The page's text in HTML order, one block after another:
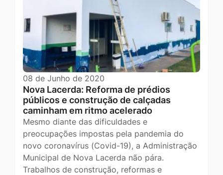
08 de Junho de 2020
Nova Lacerda: Reforma de prédios
públicos e construção de calçadas
caminham em ritmo acelerado
Mesmo diante das dificuldades e
preocupações impostas pela pandemia do
novo coronavírus (Covid-19), a Administração
Municipal de Nova Lacerda não pára.
Trabalhos de construção, reformas e